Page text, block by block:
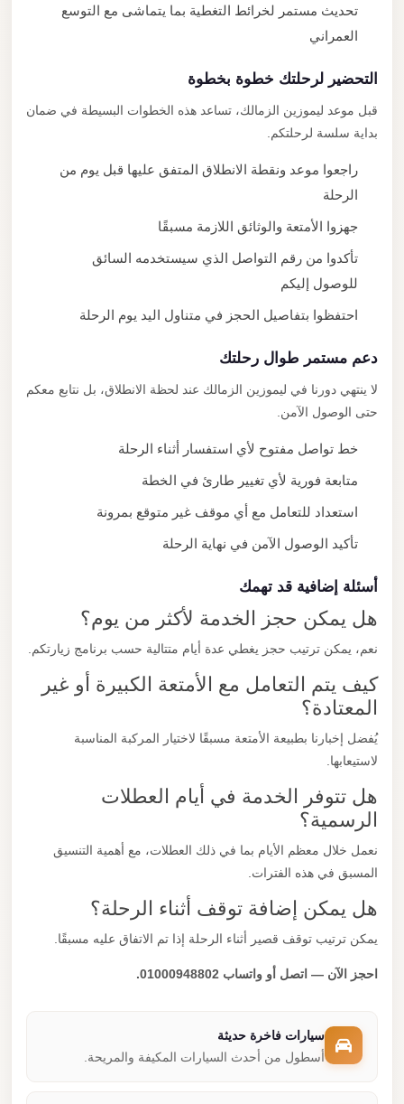
تحديث مستمر لخرائط التغطية بما يتماشى مع التوسع
العمراني
التحضير لرحلتك خطوة بخطوة
قبل موعد ليموزين الزمالك، تساعد هذه الخطوات البسيطة في ضمان
بداية سلسة لرحلتكم.
راجعوا موعد ونقطة الانطلاق المتفق عليها قبل يوم من
الرحلة
جهزوا الأمتعة والوثائق اللازمة مسبقًا
تأكدوا من رقم التواصل الذي سيستخدمه السائق
للوصول إليكم
احتفظوا بتفاصيل الحجز في متناول اليد يوم الرحلة
دعم مستمر طوال رحلتك
لا ينتهي دورنا في ليموزين الزمالك عند لحظة الانطلاق، بل نتابع معكم
حتى الوصول الآمن.
خط تواصل مفتوح لأي استفسار أثناء الرحلة
متابعة فورية لأي تغيير طارئ في الخطة
استعداد للتعامل مع أي موقف غير متوقع بمرونة
تأكيد الوصول الآمن في نهاية الرحلة
أسئلة إضافية قد تهمك
هل يمكن حجز الخدمة لأكثر من يوم؟
نعم، يمكن ترتيب حجز يغطي عدة أيام متتالية حسب برنامج زيارتكم.
كيف يتم التعامل مع الأمتعة الكبيرة أو غير
المعتادة؟
يُفضل إخبارنا بطبيعة الأمتعة مسبقًا لاختيار المركبة المناسبة
لاستيعابها.
هل تتوفر الخدمة في أيام العطلات
الرسمية؟
نعمل خلال معظم الأيام بما في ذلك العطلات، مع أهمية التنسيق
المسبق في هذه الفترات.
هل يمكن إضافة توقف أثناء الرحلة؟
يمكن ترتيب توقف قصير أثناء الرحلة إذا تم الاتفاق عليه مسبقًا.
احجز الآن — اتصل أو واتساب 01000948802.
سيارات فاخرة حديثة
أسطول من أحدث السيارات المكيفة والمريحة.